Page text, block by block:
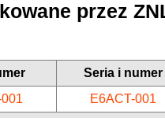
przez
Seria i numer
E6ACT-001